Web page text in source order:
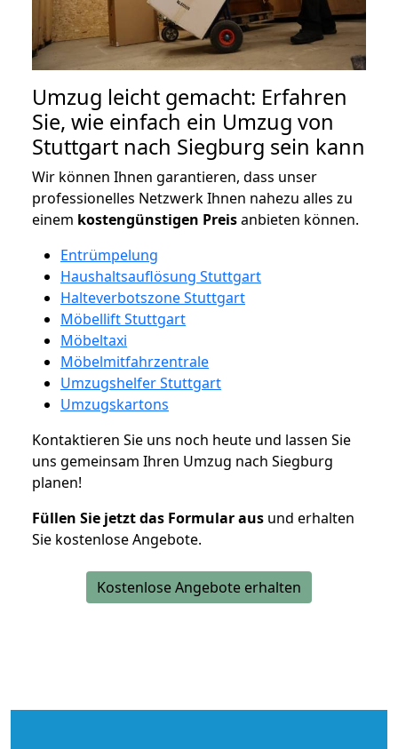
Umzug leicht gemacht: Erfahren
Sie, wie einfach ein Umzug von
Stuttgart nach Siegburg sein kann
Wir können Ihnen garantieren, dass unser
professionelles Netzwerk Ihnen nahezu alles zu
einem kostengünstigen Preisanbieten können.
Entrümpelung
Haushaltsauflösung Stuttgart
Halteverbotszone Stuttgart
Möbellift Stuttgart
Möbeltaxi
Möbelmitfahrzentrale
Umzugshelfer Stuttgart
Umzugskartons
Kontaktieren Sie uns noch heute und lassen Sie
uns gemeinsam Ihren Umzug nach Siegburg
planen!
Füllen Sie jetzt das Formular aus und erhalten
Sie kostenlose Angebote.
Kostenlose Angebote erhalten